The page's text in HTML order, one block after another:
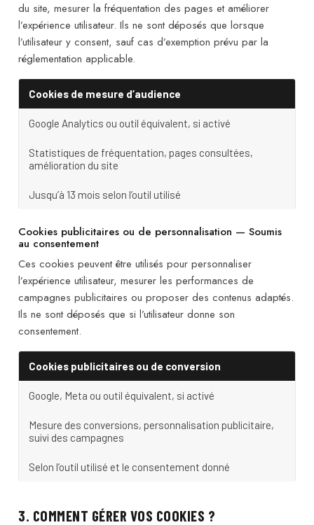
du site, mesurer la fréquentation des pages et améliorer
l’expérience utilisateur. Ils ne sont déposés que lorsque
l’utilisateur y consent, sauf cas d’exemption prévu par la
réglementation applicable.
Cookies de mesure d’audience
Google Analytics ou outil équivalent, si activé
Statistiques de fréquentation, pages consultées,
amélioration du site
Jusqu’à 13 mois selon l’outil utilisé
Cookies publicitaires ou de personnalisation — Soumis
au consentement
Ces cookies peuvent être utilisés pour personnaliser
l’expérience utilisateur, mesurer les performances de
campagnes publicitaires ou proposer des contenus adaptés.
Ils ne sont déposés que si l’utilisateur donne son
consentement.
Cookies publicitaires ou de conversion
Google, Meta ou outil équivalent, si activé
Mesure des conversions, personnalisation publicitaire,
suivi des campagnes
Selon l’outil utilisé et le consentement donné
3. COMMENT GÉRER VOS COOKIES ?